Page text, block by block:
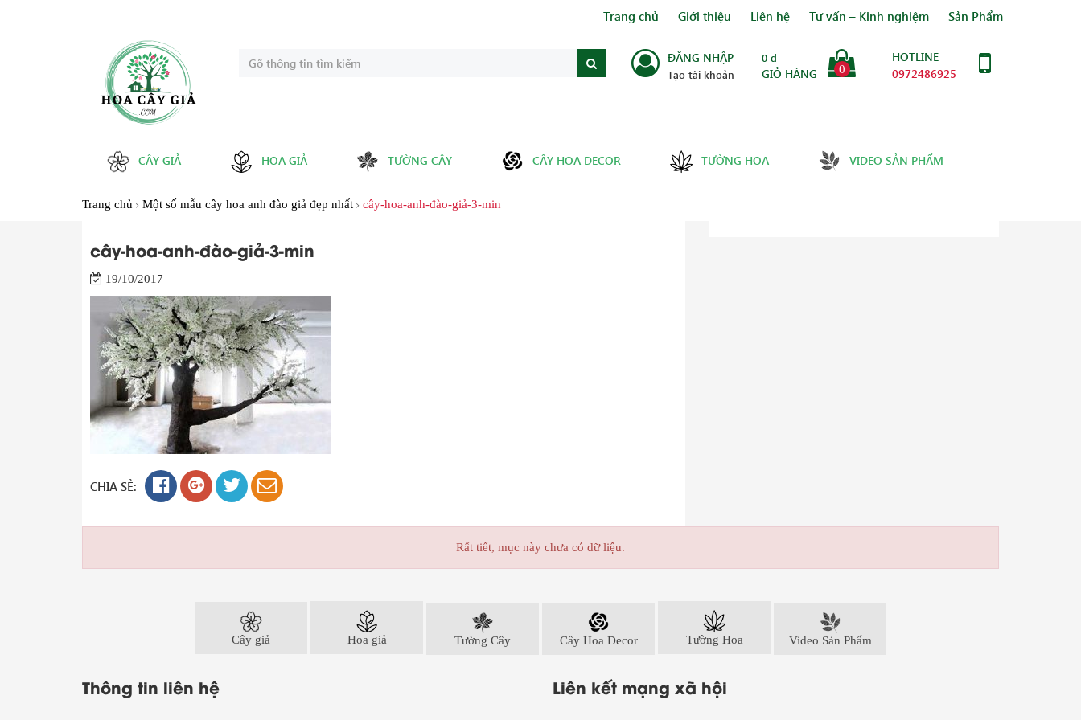
Trang chủ Giới thiệu Liên hệ Tư vấn – Kinh nghiệm Sản Phẩm
ĐĂNG NHẬP
Tạo tài khoản
0 ₫
GIỎ HÀNG 0
HOTLINE
0972486925
CÂY GIẢ HOA GIẢ TƯỜNG CÂY CÂY HOA DECOR TƯỜNG HOA VIDEO SẢN PHẨM
Trang chủ Một số mẫu cây hoa anh đào giả đẹp nhất cây-hoa-anh-đào-giả-3-min
cây-hoa-anh-đào-giả-3-min
19/10/2017
CHIA SẺ:
Rất tiết, mục này chưa có dữ liệu.
Cây giả Hoa giả Tường Cây Cây Hoa Decor Tường Hoa Video Sản Phẩm
Thông tin liên hệ Liên kết mạng xã hội